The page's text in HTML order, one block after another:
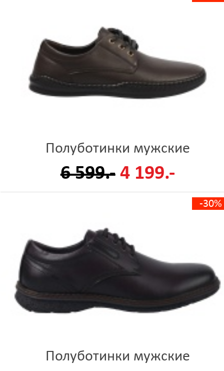
Полуботинки мужские
6 599.- 4 199.-
-30%
Полуботинки мужские